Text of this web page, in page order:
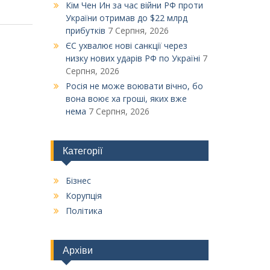
Кім Чен Ин за час війни РФ проти
України отримав до $22 млрд
прибутків 7 Серпня, 2026
ЄС ухвалює нові санкції через
низку нових ударів РФ по Україні 7
Серпня, 2026
Росія не може воювати вічно, бо
вона воює ха гроші, яких вже
нема 7 Серпня, 2026
Категорії
Бізнес
Корупція
Політика
Архіви